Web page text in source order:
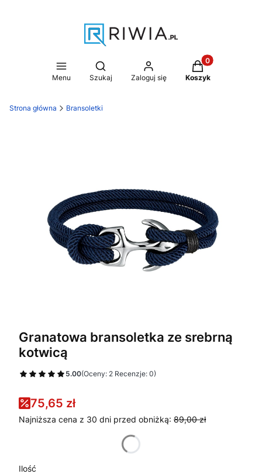
Menu
Otwórz wyszukiwarkę
Szukaj Zaloguj się
Produkty w
Koszyk
Strona główna Bransoletki
Granatowa bransoletka ze srebrną
kotwicą
5.00(Oceny: 2 Recenzje: 0)
75,65 zł
Najniższa cena z 30 dni przed obniżką: 89,00 zł
Ilość